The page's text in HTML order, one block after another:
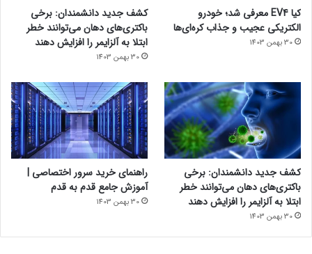
کیا EV4 معرفی شد؛ خودرو
الکتریکی عجیب و جذاب کره‌ای‌ها
30 بهمن 1403
کشف جدید دانشمندان: برخی
باکتری‌های دهان می‌توانند خطر
ابتلا به آلزایمر را افزایش دهند
30 بهمن 1403
کشف جدید دانشمندان: برخی
باکتری‌های دهان می‌توانند خطر
ابتلا به آلزایمر را افزایش دهند
30 بهمن 1403
راهنمای خرید سرور اختصاصی |
آموزش جامع قدم به قدم
30 بهمن 1403